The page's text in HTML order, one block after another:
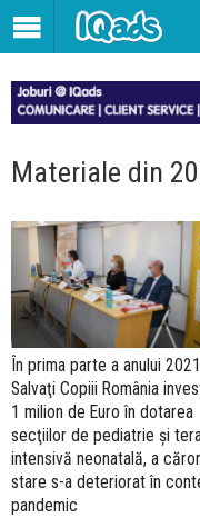
Materiale din
În prima parte a anului
Salvaţi Copiii România
1 milion de Euro în dotarea
secţiilor de pediatrie şi
intensivă neonatală, a căror
stare s-a deteriorat în
pandemic